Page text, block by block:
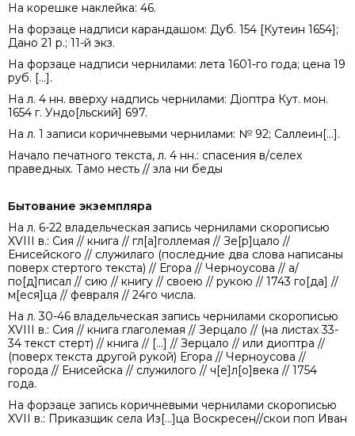
На корешке наклейка: 46.
На форзаце надписи карандашом: Дуб. 154 [Кутеин 1654];
Дано 21 р.; 11-й экз.
На форзаце надписи чернилами: лета 1601-го года; цена 19
руб. [...].
На л. 4 нн. вверху надпись чернилами: Діоптра Кут. мон.
1654 г. Ундо[льский] 697.
На л. 1 записи коричневыми чернилами: № 92; Саллеин[...].
Начало печатного текста, л. 4 нн.: спасения в/селех
праведных. Тамо несть // зла ни беды
Бытование экземпляра
На л. 6-22 владельческая запись чернилами скорописью
XVIII в.: Сия // книга // гл[а]голлемая // Зе[р]цало //
Енисейского // служилаго (последние два слова написаны
поверх стертого текста) // Егора // Черноусова // а/
по[д]писал // сию // книгу // своею // рукою // 1743 го[да] //
м[еся]ца // февраля // 24го числа.
На л. 30-46 владельческая запись чернилами скорописью
XVIII в.: Сия // книга глаголемая // Зерцало // (на листах 33-
34 текст стерт) // книга // [...] // Зерцало // или диоптра //
(поверх текста другой рукой) Егора // Черноусова //
города // Енисейска // служилого // ч[е]л[о]века // 1754
года.
На форзаце запись коричневыми чернилами скорописью
XVII в.: Приказщик села Из[...]ца Воскресен//скои поп Иван